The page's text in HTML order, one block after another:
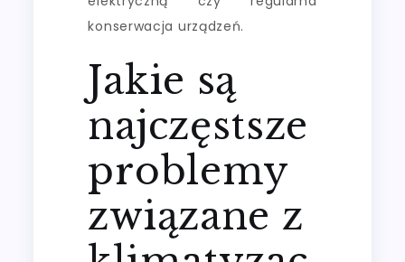
konserwacja urządzeń.
Jakie są
najczęstsze
problemy
związane z